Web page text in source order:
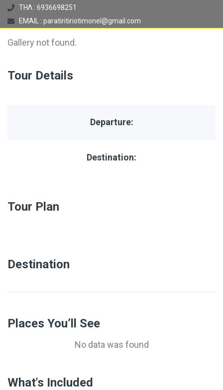
ΤΗΛ : 6936698251
EMAIL : paratiritiriotimonel@gmail.com
Gallery not found.
Tour Details
Departure:
Destination:
Tour Plan
Destination
Places You’ll See
No data was found
What's Included